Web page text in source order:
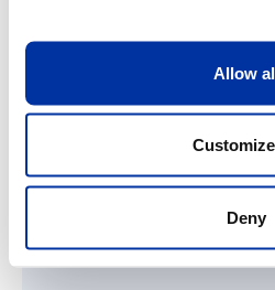
Allow
Customize
Deny
Un excellent ratio
Ce qui nous importe,
enfant reçoive toute
permet à nos
entièrement aux enfants